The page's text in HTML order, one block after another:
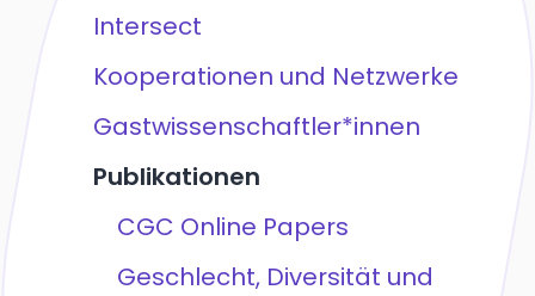
Intersect
Kooperationen und Netzwerke
Gastwissenschaftler*innen
Publikationen
CGC Online Papers
Geschlecht, Diversität und